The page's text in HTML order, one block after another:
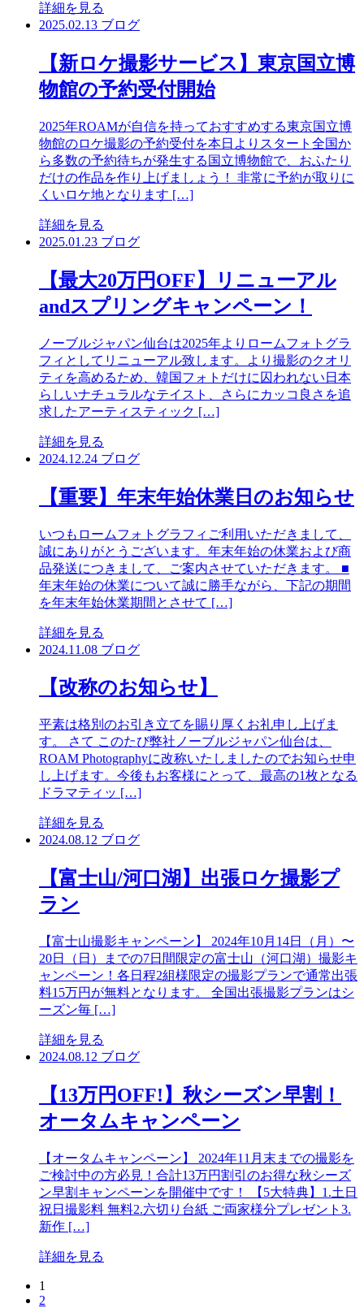
詳細を見る
2025.02.13 ブログ
【新ロケ撮影サービス】東京国立博
物館の予約受付開始
2025年ROAMが自信を持っておすすめする東京国立博
物館のロケ撮影の予約受付を本日よりスタート全国か
ら多数の予約待ちが発生する国立博物館で、おふたり
だけの作品を作り上げましょう！ 非常に予約が取りに
くいロケ地となります […]
詳細を見る
2025.01.23 ブログ
【最大20万円OFF】リニューアル
andスプリングキャンペーン！
ノーブルジャパン仙台は2025年よりロームフォトグラ
フィとしてリニューアル致します。より撮影のクオリ
ティを高めるため、韓国フォトだけに囚われない日本
らしいナチュラルなテイスト、さらにカッコ良さを追
求したアーティスティック […]
詳細を見る
2024.12.24 ブログ
【重要】年末年始休業日のお知らせ
いつもロームフォトグラフィご利用いただきまして、
誠にありがとうございます。年末年始の休業および商
品発送につきまして、ご案内させていただきます。 ■
年末年始の休業について誠に勝手ながら、下記の期間
を年末年始休業期間とさせて […]
詳細を見る
2024.11.08 ブログ
【改称のお知らせ】
平素は格別のお引き立てを賜り厚くお礼申し上げま
す。 さて このたび弊社ノーブルジャパン仙台は、
ROAM Photographyに改称いたしましたのでお知らせ申
し上げます。今後もお客様にとって、最高の1枚となる
ドラマティッ […]
詳細を見る
2024.08.12 ブログ
【富士山/河口湖】出張ロケ撮影プ
ラン
【富士山撮影キャンペーン】 2024年10月14日（月）〜
20日（日）までの7日間限定の富士山（河口湖）撮影キ
ャンペーン！各日程2組様限定の撮影プランで通常出張
料15万円が無料となります。 全国出張撮影プランはシ
ーズン毎 […]
詳細を見る
2024.08.12 ブログ
【13万円OFF!】秋シーズン早割！
オータムキャンペーン
【オータムキャンペーン】 2024年11月末までの撮影を
ご検討中の方必見！合計13万円割引のお得な秋シーズ
ン早割キャンペーンを開催中です！ 【5大特典】1.土日
祝日撮影料 無料2.六切り台紙 ご両家様分プレゼント3.
新作 […]
詳細を見る
1
2